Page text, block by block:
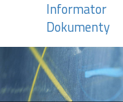
Informator
Dokumenty